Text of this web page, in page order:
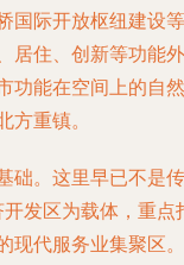
国际开放枢纽建设等
居住、创新等功能外
功能在空间上的自然
重镇。
础。这里早已不是传
发区为载体，重点
现代服务业集聚区。